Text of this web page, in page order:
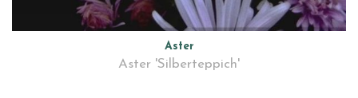
Aster
Aster 'Silberteppich'